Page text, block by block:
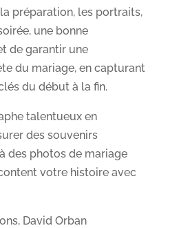
préparation, les portraits,
une bonne
de garantir une
du mariage, en capturant
du début à la fin.
talentueux en
des souvenirs
des photos de mariage
votre histoire avec
David Orban